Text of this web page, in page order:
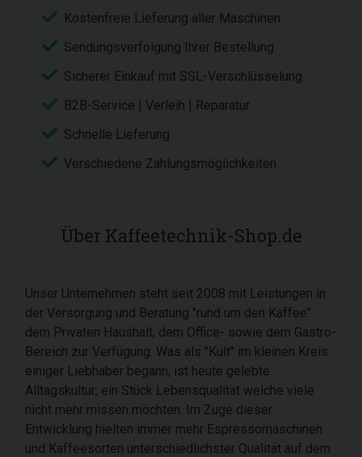
Kostenfreie Lieferung aller Maschinen
Sendungsverfolgung Ihrer Bestellung
Sicherer Einkauf mit SSL-Verschlüsselung
B2B-Service | Verleih | Reparatur
Schnelle Lieferung
Verschiedene Zahlungsmöglichkeiten
Über Kaffeetechnik-Shop.de
Unser Unternehmen steht seit 2008 mit Leistungen in
der Versorgung und Beratung "rund um den Kaffee"
dem Privaten Haushalt, dem Office- sowie dem Gastro-
Bereich zur Verfügung. Was als "Kult" im kleinen Kreis
einiger Liebhaber begann, ist heute gelebte
Alltagskultur; ein Stück Lebensqualität welche viele
nicht mehr missen möchten. Im Zuge dieser
Entwicklung hielten immer mehr Espressomaschinen
und Kaffeesorten unterschiedlichster Qualität auf dem